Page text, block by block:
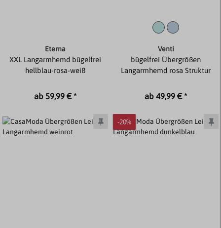
Eterna
XXL Langarmhemd bügelfrei
hellblau-rosa-weiß
ab 59,99 € *
Venti
bügelfrei Übergrößen
Langarmhemd rosa Struktur
ab 49,99 € *
-20%